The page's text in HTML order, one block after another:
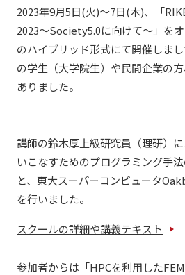
2023年9月5日(火)～7日(木)、「
2023～Society5.0に向けて～」を
のハイブリッド形式にて開催しま
の学生（大学院生）や民間企業の
ありました。
講師の鈴木厚上級研究員（理研）
いこなすためのプログラミング手
と、東大スーパーコンピュータ
を行いました。
スクールの詳細や講義テキスト
参加者からは「HPCを利用した